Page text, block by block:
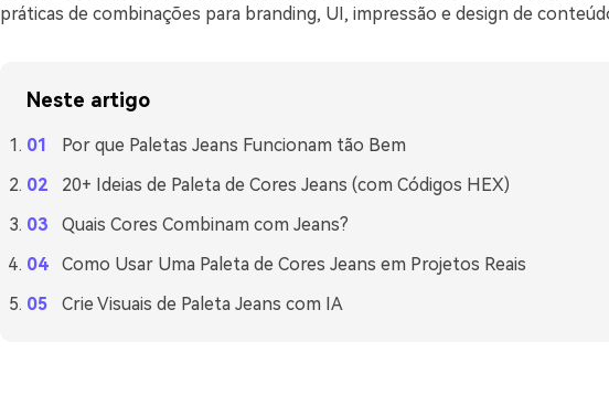
práticas de combinações para branding, UI, impressão e design de
Neste artigo
Por que Paletas Jeans Funcionam tão Bem
20+ Ideias de Paleta de Cores Jeans (com Códigos HEX)
Quais Cores Combinam com Jeans?
Como Usar Uma Paleta de Cores Jeans em Projetos Reais
Crie Visuais de Paleta Jeans com IA